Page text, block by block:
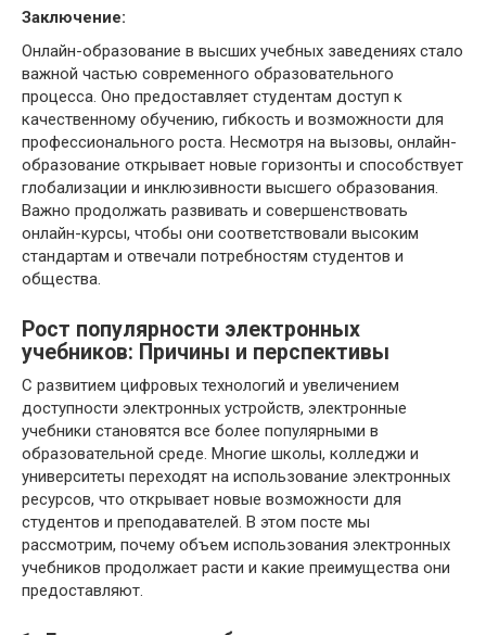
Заключение:
Онлайн-образование в высших учебных заведениях стало
важной частью современного образовательного
процесса. Оно предоставляет студентам доступ к
качественному обучению, гибкость и возможности для
профессионального роста. Несмотря на вызовы, онлайн-
образование открывает новые горизонты и способствует
глобализации и инклюзивности высшего образования.
Важно продолжать развивать и совершенствовать
онлайн-курсы, чтобы они соответствовали высоким
стандартам и отвечали потребностям студентов и
общества.
Рост популярности электронных
учебников: Причины и перспективы
С развитием цифровых технологий и увеличением
доступности электронных устройств, электронные
учебники становятся все более популярными в
образовательной среде. Многие школы, колледжи и
университеты переходят на использование электронных
ресурсов, что открывает новые возможности для
студентов и преподавателей. В этом посте мы
рассмотрим, почему объем использования электронных
учебников продолжает расти и какие преимущества они
предоставляют.